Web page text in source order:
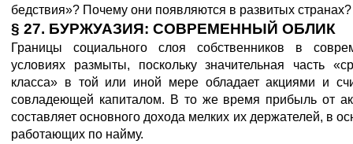
бедствия»? Почему они появляются в развитых странах?
§ 27. БУРЖУАЗИЯ: СОВРЕМЕННЫЙ ОБЛИК
Границы социального слоя собственников в
условиях размыты, поскольку значительная часть
класса» в той или иной мере обладает акциями и
совладеющей капиталом. В то же время прибыль от
составляет основного дохода мелких их держателей, в
работающих по найму.